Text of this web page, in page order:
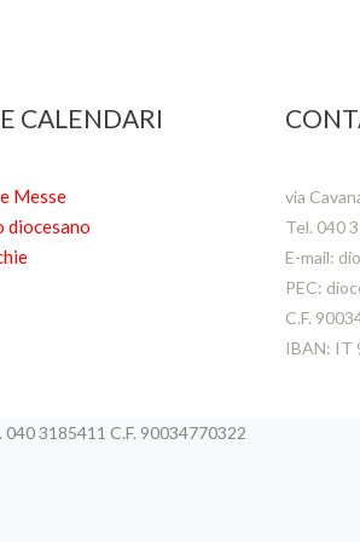
CALENDARI
Messe
diocesano
via
Tel. 040
E-mail:
PEC:
C.F.
IBAN: IT
3185411 C.F. 90034770322